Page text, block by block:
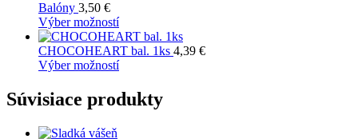
na
stránke
produktu.
Balóny 3,50 €
Výber možnostíTento
produkt
má
viacero
Možnosti
si
CHOCOHEART bal. 1ks 4,39 €
Výber možnostíTento
má
viacero
Súvisiace produkty